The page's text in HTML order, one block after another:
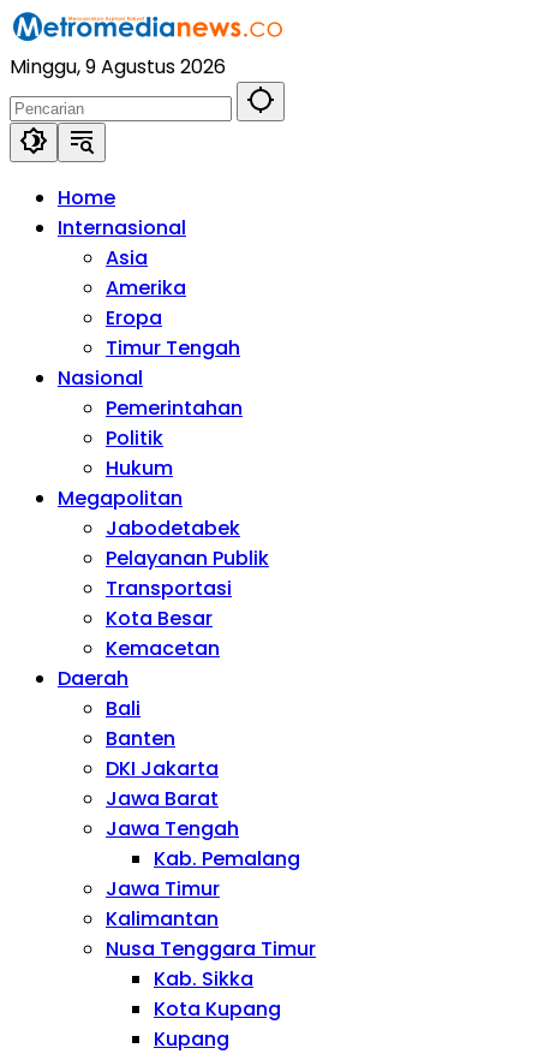
Langsung
ke
konten
Minggu, 9 Agustus 2026
Home
Internasional
Asia
Amerika
Eropa
Timur Tengah
Nasional
Pemerintahan
Politik
Hukum
Megapolitan
Jabodetabek
Pelayanan Publik
Transportasi
Kota Besar
Kemacetan
Daerah
Bali
Banten
DKI Jakarta
Jawa Barat
Jawa Tengah
Kab. Pemalang
Jawa Timur
Kalimantan
Nusa Tenggara Timur
Kab. Sikka
Kota Kupang
Kupang